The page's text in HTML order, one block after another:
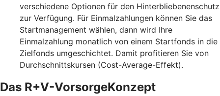
verschiedene Optionen für den Hinterbliebenenschutz
zur Verfügung. Für Einmalzahlungen können Sie das
Startmanagement wählen, dann wird Ihre
Einmalzahlung monatlich von einem Startfonds in die
Zielfonds umgeschichtet. Damit profitieren Sie von
Durchschnittskursen (Cost-Average-Effekt).
Das R+V-VorsorgeKonzept